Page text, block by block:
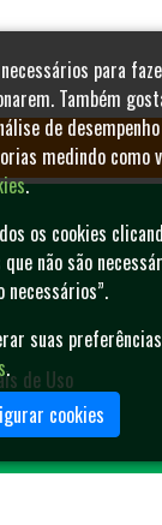
de Uso
para
Também
de
medindo como
.
os cookies
não são
necessários”.
suas
.
cookies